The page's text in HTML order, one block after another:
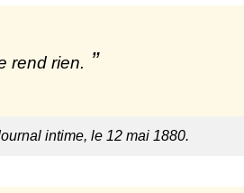
rend rien.
intime, le 12 mai 1880.